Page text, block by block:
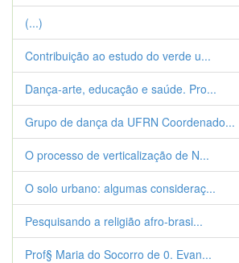
(...)
Contribuição ao estudo do verde u...
Dança-arte, educação e saúde. Pro...
Grupo de dança da UFRN Coordenado...
O processo de verticalização de N...
O solo urbano: algumas consideraç...
Pesquisando a religião afro-brasi...
Prof§ Maria do Socorro de 0. Evan...